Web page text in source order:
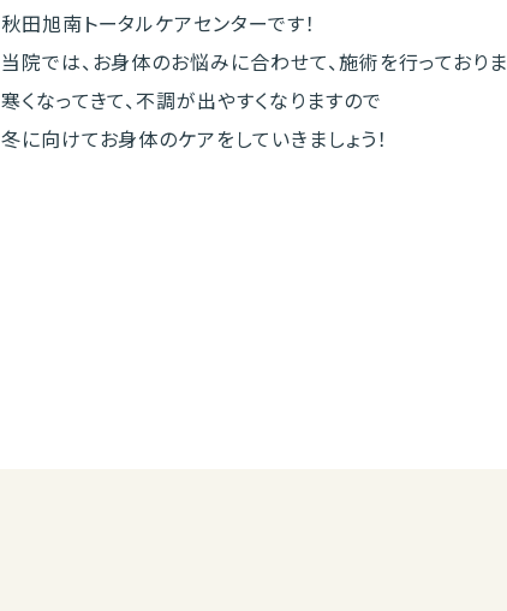
秋田旭南トータルケアセンターです！
当院では、お身体のお悩みに合わせて、施術を行っておりま
寒くなってきて、不調が出やすくなりますので
冬に向けてお身体のケアをしていきましょう！